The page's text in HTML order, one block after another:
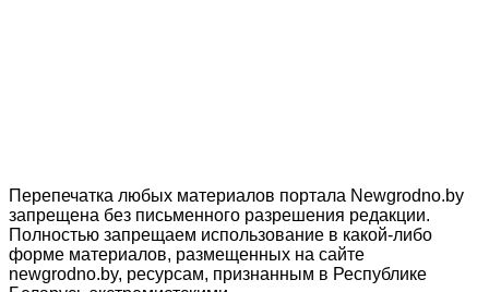
Перепечатка любых материалов портала Newgrodno.by
запрещена без письменного разрешения редакции.
Полностью запрещаем использование в какой-либо
форме материалов, размещенных на сайте
newgrodno.by, ресурсам, признанным в Республике